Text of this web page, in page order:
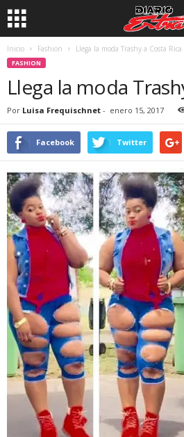
Inicio Fashion Llega la moda Trashy a Costa Rica
FASHION
Llega la moda
Por Luisa Frequischnet - enero 15, 2017
Facebook Twitter